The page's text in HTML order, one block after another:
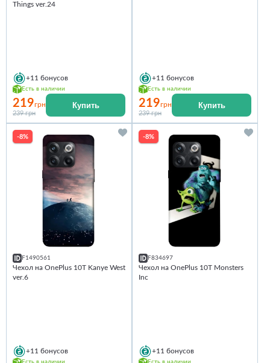
Things ver.24
+11 бонусов
Есть в наличии
219грн
239 грн
Купить
+11 бонусов
Есть в наличии
219грн
239 грн
Купить
-8%
F1490561
Чехол на OnePlus 10T Kanye West
ver.6
+11 бонусов
Есть в наличии
-8%
F834697
Чехол на OnePlus 10T Monsters
Inc
+11 бонусов
Есть в наличии